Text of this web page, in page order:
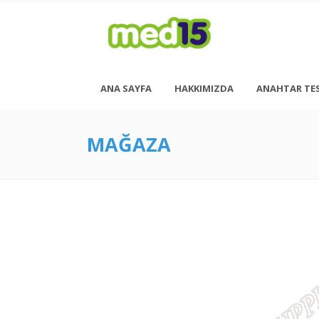
Pazartesi - Cuma 08:00 - 18:00
<h6 style= “font-size: 13px; font-weight: 600;
ANA SAYFA HAKKIMIZDA ANAHTAR
MAĞAZA